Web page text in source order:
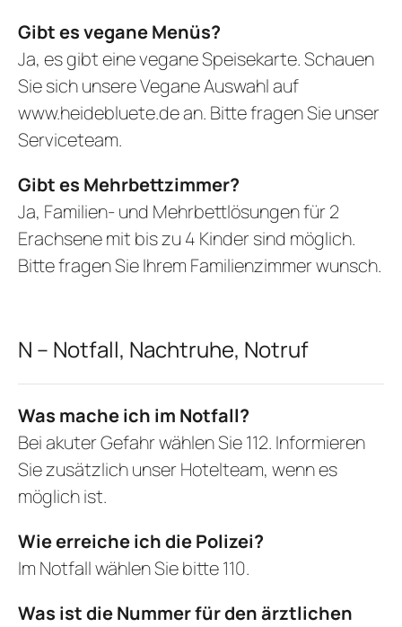
Gibt es vegane Menüs?
Ja, es gibt eine vegane Speisekarte. Schauen
Sie sich unsere Vegane Auswahl auf
www.heidebluete.dean. Bitte fragen Sie unser
Serviceteam.
Gibt es Mehrbettzimmer?
Ja, Familien- und Mehrbettlösungen für 2
Erachsene mit bis zu 4 Kinder sind möglich.
Bitte fragen Sie Ihrem Familienzimmer wunsch.
N – Notfall, Nachtruhe, Notruf
Was mache ich im Notfall?
Bei akuter Gefahr wählen Sie 112. Informieren
Sie zusätzlich unser Hotelteam, wenn es
möglich ist.
Wie erreiche ich die Polizei?
Im Notfall wählen Sie bitte 110.
Was ist die Nummer für den ärztlichen